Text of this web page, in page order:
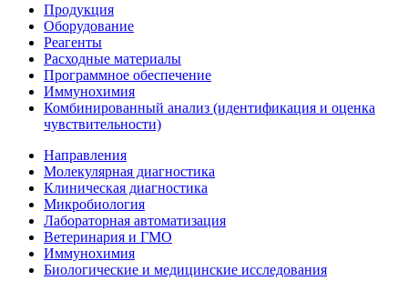
Продукция
Оборудование
Реагенты
Расходные материалы
Программное обеспечение
Иммунохимия
Комбинированный анализ (идентификация и оценка
чувствительности)
Направления
Молекулярная диагностика
Клиническая диагностика
Микробиология
Лабораторная автоматизация
Ветеринария и ГМО
Иммунохимия
Биологические и медицинские исследования